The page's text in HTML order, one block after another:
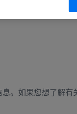
。如果您想了解